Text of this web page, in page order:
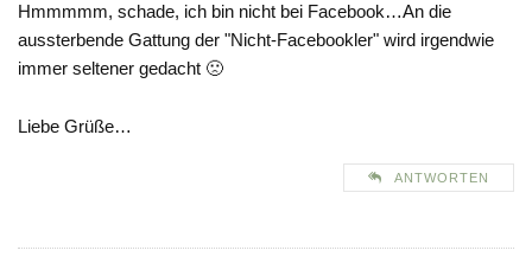
Hmmmmm, schade, ich bin nicht bei Facebook…An die
aussterbende Gattung der "Nicht-Facebookler" wird irgendwie
immer seltener gedacht 🙁
Liebe Grüße…
ANTWORTEN